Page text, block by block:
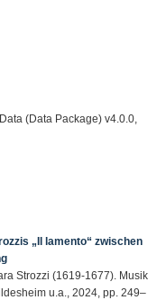
(Data Package) v4.0.0,
„Il lamento“ zwischen
Strozzi (1619-1677). Musik
u.a., 2024, pp. 249–